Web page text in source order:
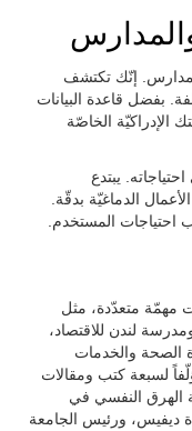
إنّك تكتشف
بفضل قاعدة البيانات
الإدراكيّة الخاصّة
يبتدع
الدماغيّة بدقّة.
احتياجات المستخدم.
مهمّة متعدّدة، مثل
لندن للاقتصاد،
الصحة والخدمات
لسبعة كتب ومقالات
الهرق النفسي في
ديفيس، ورئيس الجامعة